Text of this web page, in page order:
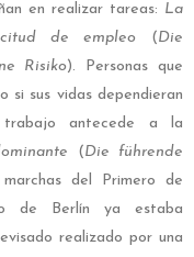
en realizar tareas: La
de empleo (Die
Risiko). Personas que
si sus vidas dependieran
antecede a la
(Die führende
del Primero de
de Berlín ya estaba
realizado por una